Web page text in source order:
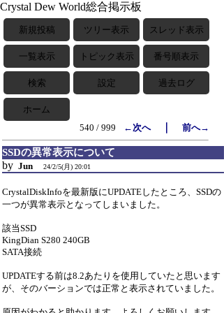
Crystal Dew World総合掲示板
新規投稿 ツリー表示 スレッド表示
一覧表示 トピック表示 番号順表示
検索 設定 過去ログ
ホーム
540 / 999
←次へ｜ 前へ→
SSDの異常表示について
by Jun 24/2/5(月) 20:01
CrystalDiskInfoを最新版にUPDATEしたところ、SSDの
一つが異常表示となってしまいました。
該当SSD
KingDian S280 240GB
SATA接続
UPDATEする前は8.2あたりを使用していたと思います
が、そのバーションでは正常と表示されていました。